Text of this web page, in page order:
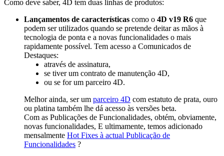
Como deve saber, 4D tem duas linhas de produtos:
Lançamentos de características como o 4D v19 R6 que
podem ser utilizados quando se pretende deitar as mãos à
tecnologia de ponta e a novas funcionalidades o mais
rapidamente possível. Tem acesso a Comunicados de
Destaques:
através de assinatura,
se tiver um contrato de manutenção 4D,
ou se for um parceiro 4D.
Melhor ainda, ser um parceiro 4D com estatuto de prata, ouro
ou platina também lhe dá acesso às versões beta.
Com as Publicações de Funcionalidades, obtém, obviamente,
novas funcionalidades, E ultimamente, temos adicionado
mensalmente Hot Fixes à actual Publicação de
Funcionalidades ?